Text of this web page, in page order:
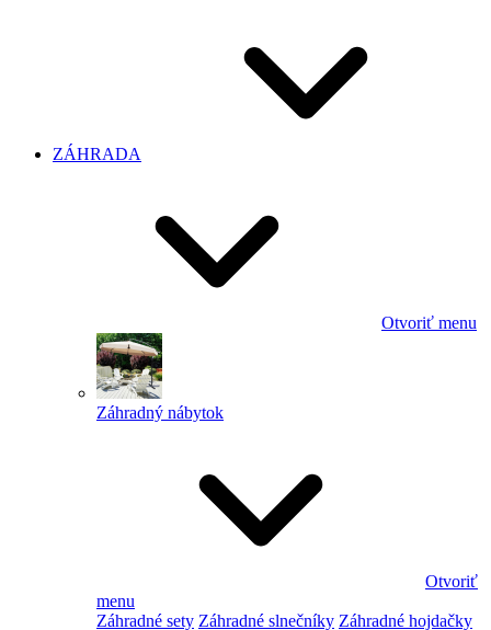
ZÁHRADA
Otvoriť menu
Záhradný nábytok
Otvoriť
menu
Záhradné sety Záhradné slnečníky Záhradné hojdačky